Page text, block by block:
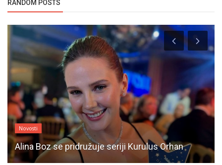
RANDOM POSTS
Novosti
Alina Boz se pridružuje seriji Kurulus Orhan